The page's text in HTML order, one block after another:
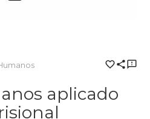
aplicado